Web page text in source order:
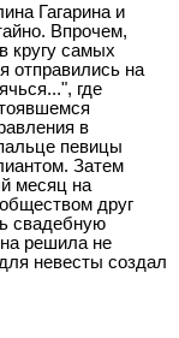
Гагарина и
Впрочем,
кругу самых
отправились на
где
в
певицы
Затем
месяц на
друг
свадебную
решила не
невесты создал